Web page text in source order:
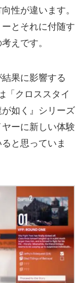
性が違います。
とそれに付随す
えです。
果に影響する
「クロススタイ
如く』シリーズ
ーに新しい体験
と思っていま